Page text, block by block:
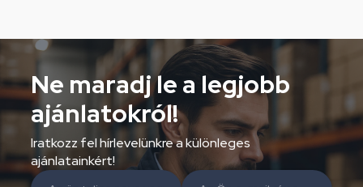
Ne maradj le a legjobb
ajánlatokról!
Iratkozz fel hírlevelünkre a különleges
ajánlatainkért!